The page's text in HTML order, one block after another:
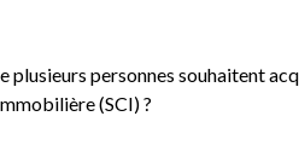
plusieurs personnes souhaitent
(SCI) ?